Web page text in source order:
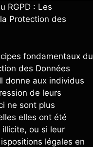
RGPD : Les
Protection des
fondamentaux du
des Données
donne aux individus
de leurs
ne sont plus
elles ont été
ou si leur
légales en